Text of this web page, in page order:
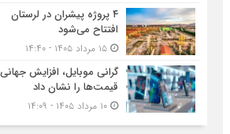
۴ پروژه پیشران در لرستان
افتتاح می‌شود
گرانی موبایل، افزایش جهانی
قیمت‌ها را نشان داد